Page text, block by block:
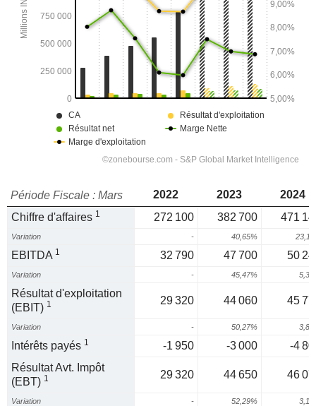
Période Fiscale : Mars 2022 2023
2024
Chiffre d'affaires 1 272 100 382 700 471
Variation - 40,65%
EBITDA 1 32 790 47 700 50
Variation - 45,47%
Résultat d'exploitation
(EBIT) 1 29 320 44 060 45
Variation - 50,27%
Intérêts payés 1 -1 950 -3 000
-4
Résultat Avt. Impôt
(EBT) 1 29 320 44 650 46
Variation - 52,29%